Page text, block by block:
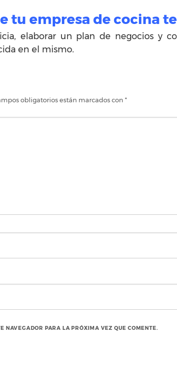
tu empresa de cocina
elaborar un plan de negocios y
en el mismo.
obligatorios están marcados con *
NAVEGADOR PARA LA PRÓXIMA VEZ QUE COMENTE.